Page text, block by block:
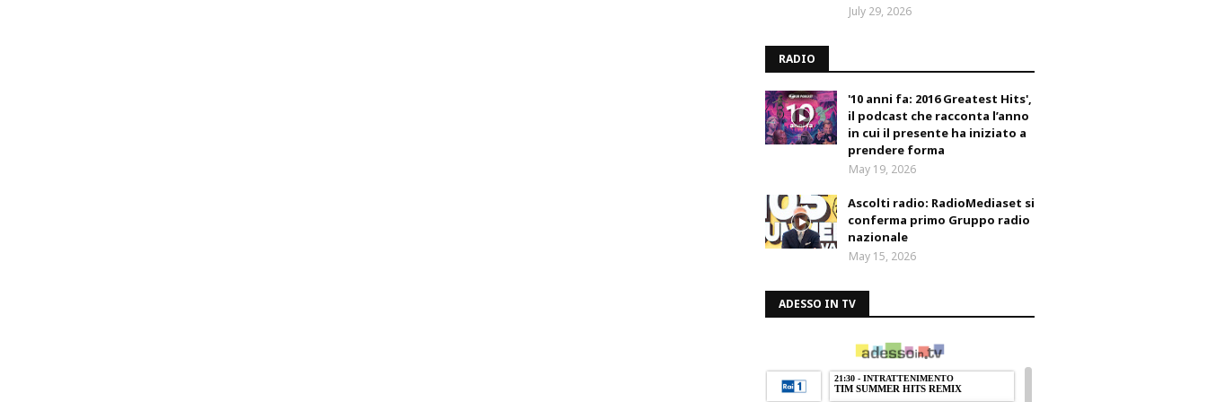
July 29, 2026
RADIO
'10 anni fa: 2016 Greatest Hits',
il podcast che racconta l’anno
in cui il presente ha iniziato a
prendere forma
May 19, 2026
Ascolti radio: RadioMediaset si
conferma primo Gruppo radio
nazionale
May 15, 2026
ADESSO IN TV